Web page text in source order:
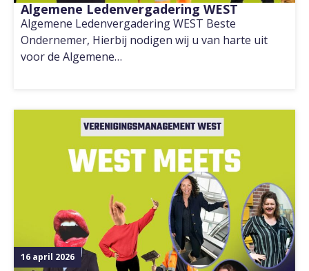
Algemene Ledenvergadering WEST
Algemene Ledenvergadering WEST Beste
Ondernemer, Hierbij nodigen wij u van harte uit
voor de Algemene…
16 april 2026